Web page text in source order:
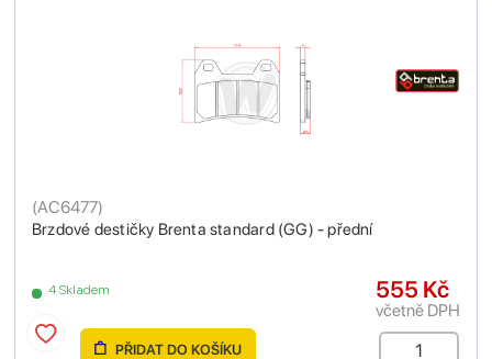
Brzdové destičky Brenta standard (GG) - přední
(AC6477)
4 Skladem 555 Kč
včetně DPH
PŘIDAT DO KOŠÍKU